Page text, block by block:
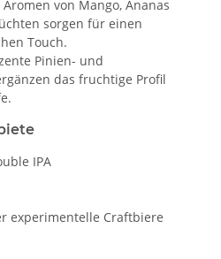
Aromen von Mango, Ananas
sorgen für einen
Touch.
Pinien- und
das fruchtige Profil
IPA
experimentelle Craftbiere